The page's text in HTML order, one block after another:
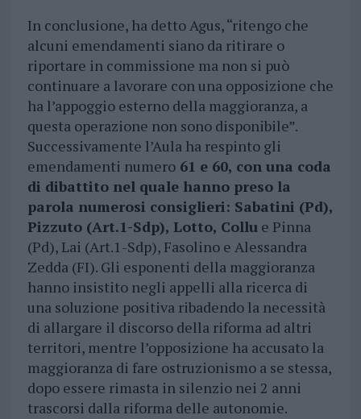
In conclusione, ha detto Agus, “ritengo che
alcuni emendamenti siano da ritirare o
riportare in commissione ma non si può
continuare a lavorare con una opposizione che
ha l’appoggio esterno della maggioranza, a
questa operazione non sono disponibile”.
Successivamente l’Aula ha respinto gli
emendamenti numero61 e 60, con una coda
di dibattito nel quale hanno preso la
parola numerosi consiglieri: Sabatini (Pd),
Pizzuto (Art.1-Sdp), Lotto, Collue Pinna
(Pd), Lai (Art.1-Sdp), Fasolino e Alessandra
Zedda (FI). Gli esponenti della maggioranza
hanno insistito negli appelli alla ricerca di
una soluzione positiva ribadendo la necessità
di allargare il discorso della riforma ad altri
territori, mentre l’opposizione ha accusato la
maggioranza di fare ostruzionismo a se stessa,
dopo essere rimasta in silenzio nei 2 anni
trascorsi dalla riforma delle autonomie.